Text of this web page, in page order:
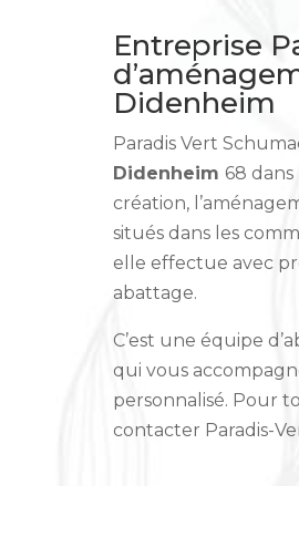
Entreprise
Didenheim
Paradis Vert
Didenheim 68
création,
situés dans les
elle effectue avec
abattage.
C’est une équipe
qui vous
personnalisé. Pour
contacter Paradis-